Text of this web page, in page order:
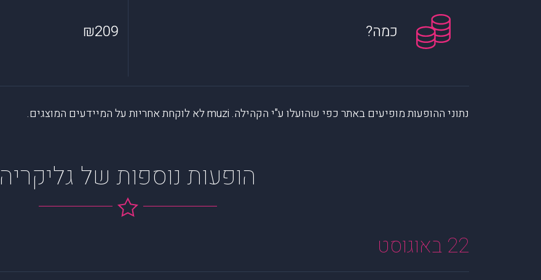
כמה? ₪209
נתוני ההופעות מופיעים באתר כפי שהועלו ע"י הקהילה. muzi לא לוקחת אחריות על המיידעים המוצגים.
הופעות נוספות של גליקריה
22 באוגוסט